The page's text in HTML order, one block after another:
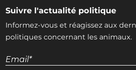
Suivre l'actualité politique
Informez-vous et réagissez aux
politiques concernant les animaux.